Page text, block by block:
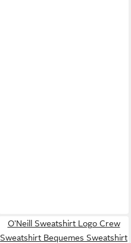
O'Neill Sweatshirt Logo Crew
Sweatshirt Bequemes Sweatshirt